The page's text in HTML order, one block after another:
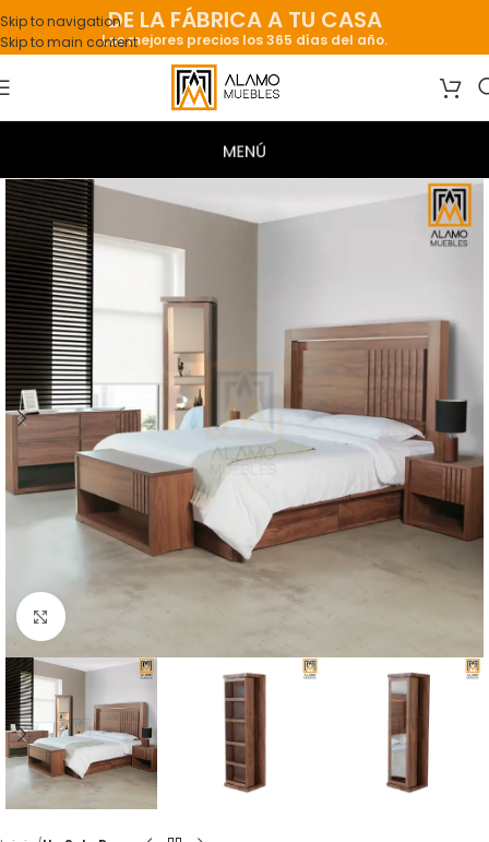
Skip to navigation
Skip to main content
DE LA FÁBRICA A TU CASA
Los mejores precios los 365 días del año.
Click to enlarge